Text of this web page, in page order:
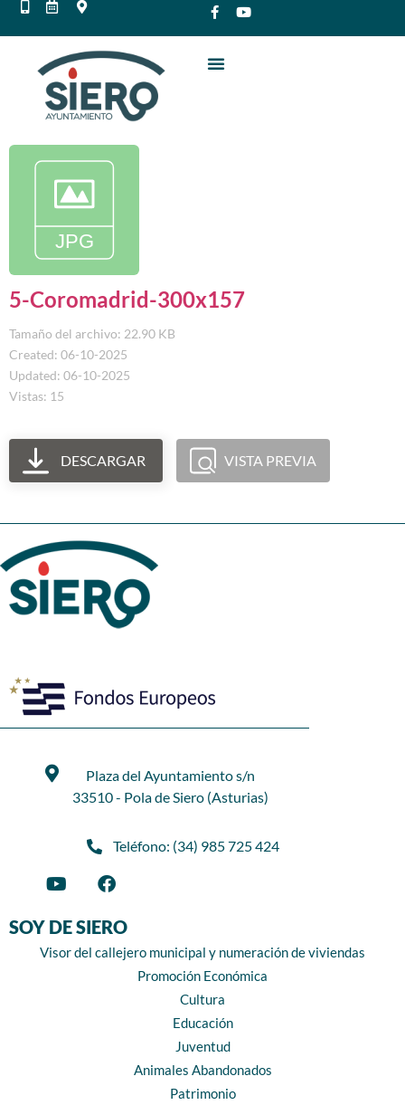
5-Coromadrid-300x157
Tamaño del archivo: 22.90 KB
Created: 06-10-2025
Updated: 06-10-2025
Vistas: 15
DESCARGAR VISTA PREVIA
Plaza del Ayuntamiento s/n
33510 - Pola de Siero (Asturias)
Teléfono: (34) 985 725 424
SOY DE SIERO
Visor del callejero municipal y numeración de viviendas
Promoción Económica
Cultura
Educación
Juventud
Animales Abandonados
Patrimonio